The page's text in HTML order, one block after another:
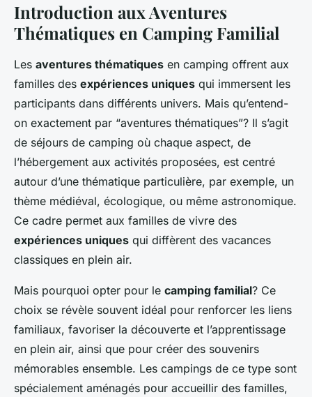
Introduction aux Aventures
Thématiques en Camping Familial
Les aventures thématiques en camping offrent aux
familles des expériences uniques qui immersent les
participants dans différents univers. Mais qu’entend-
on exactement par “aventures thématiques”? Il s’agit
de séjours de camping où chaque aspect, de
l’hébergement aux activités proposées, est centré
autour d’une thématique particulière, par exemple, un
thème médiéval, écologique, ou même astronomique.
Ce cadre permet aux familles de vivre des
expériences uniques qui diffèrent des vacances
classiques en plein air.
Mais pourquoi opter pour le camping familial? Ce
choix se révèle souvent idéal pour renforcer les liens
familiaux, favoriser la découverte et l’apprentissage
en plein air, ainsi que pour créer des souvenirs
mémorables ensemble. Les campings de ce type sont
spécialement aménagés pour accueillir des familles,